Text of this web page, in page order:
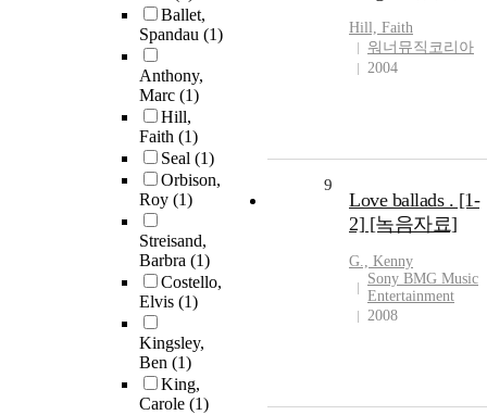
Ballet,
Spandau (1)
Anthony,
Marc (1)
Hill,
Faith (1)
Seal (1)
Orbison,
Roy (1)
Streisand,
Barbra (1)
Costello,
Elvis (1)
Kingsley,
Ben (1)
King,
Carole (1)
Hill, Faith
워너뮤직코리아
2004
9
Love ballads . [1-
2] [녹음자료]
G., Kenny
Sony BMG Music
Entertainment
2008